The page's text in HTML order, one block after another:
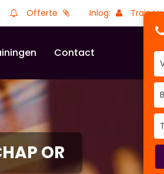
Offerte Inlog: Trainers
Contact
OR